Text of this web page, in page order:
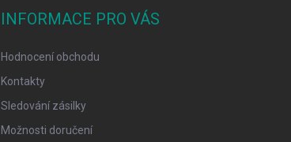
INFORMACE PRO VÁS
Hodnocení obchodu
Kontakty
Sledování zásilky
Možnosti doručení